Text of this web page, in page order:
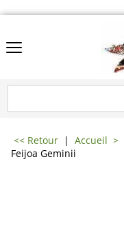
<< Retour | Accueil >
Feijoa Geminii